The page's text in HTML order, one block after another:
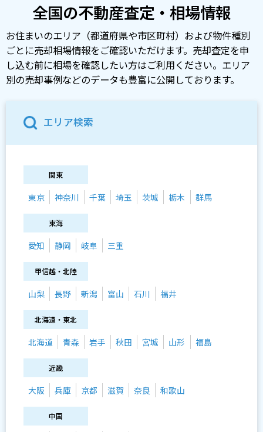
全国の不動産査定・相場情報
お住まいのエリア（都道府県や市区町村）および物件種別
ごとに売却相場情報をご確認いただけます。売却査定を申
し込む前に相場を確認したい方はご利用ください。エリア
別の売却事例などのデータも豊富に公開しております。
エリア検索
関東
東京 神奈川 千葉 埼玉 茨城 栃木 群馬
東海
愛知 静岡 岐阜 三重
甲信越・北陸
山梨 長野 新潟 富山 石川 福井
北海道・東北
北海道 青森 岩手 秋田 宮城 山形 福島
近畿
大阪 兵庫 京都 滋賀 奈良 和歌山
中国